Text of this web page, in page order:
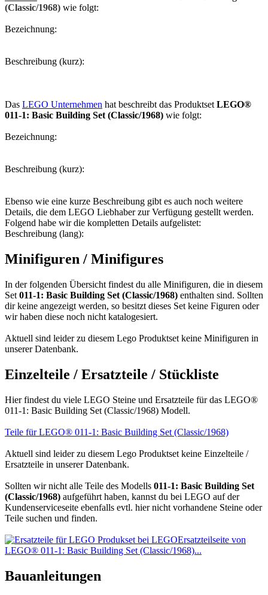
(Classic/1968) wie folgt:
Bezeichnung:
Beschreibung (kurz):
Das LEGO Unternehmen hat beschreibt das Produktset LEGO®
011-1: Basic Building Set (Classic/1968) wie folgt:
Bezeichnung:
Beschreibung (kurz):
Ebenso wie eine kurze Beschreibung gibt es auch noch weitere
Details, die dem LEGO Liebhaber zur Verfügung gestellt werden.
Folgend habe wir die kompletten Details aufgelistet:
Beschreibung (lang):
Minifiguren / Minifigures
In der folgenden Übersicht findest du alle Minifiguren, die in diesem
Set 011-1: Basic Building Set (Classic/1968) enthalten sind. Sollten
dir keine angezeigt werden, so besitzt dieses Set keine Figuren oder
wir haben diese noch nicht katalogesiert.
Aktuell sind leider zu diesem Lego Produktset keine Minifiguren in
unserer Datenbank.
Einzelteile / Ersatzteile / Stückliste
Hier findest du viele LEGO Steine und Ersatzteile für das LEGO®
011-1: Basic Building Set (Classic/1968) Modell.
Teile für LEGO® 011-1: Basic Building Set (Classic/1968)
Aktuell sind leider zu diesem Lego Produktset keine Einzelteile /
Ersatzteile in unserer Datenbank.
Sollten wir nicht alle Teile des Modells 011-1: Basic Building Set
(Classic/1968) aufgeführt haben, kannst du bei LEGO auf der
Kundenserviceseite ebenfalls evtl. hier nicht vorhandene Steine oder
Teile suchen und finden.
Ersatzteilseite von
LEGO® 011-1: Basic Building Set (Classic/1968)...
Bauanleitungen